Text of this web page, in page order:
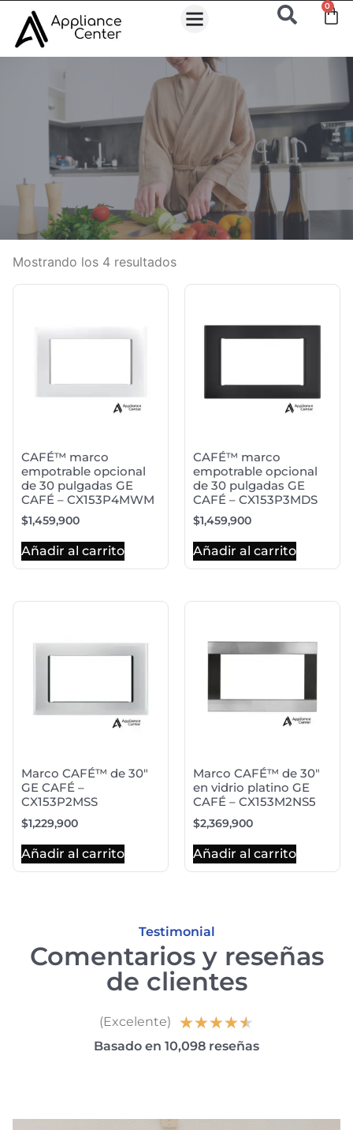
0
Mostrando los 4 resultados
CAFÉ™ marco
empotrable opcional
de 30 pulgadas GE
CAFÉ – CX153P4MWM
$1,459,900
Añadir al carrito
CAFÉ™ marco
empotrable opcional
de 30 pulgadas GE
CAFÉ – CX153P3MDS
$1,459,900
Añadir al carrito
Marco CAFÉ™ de 30″
GE CAFÉ –
CX153P2MSS
$1,229,900
Añadir al carrito
Marco CAFÉ™ de 30″
en vidrio platino GE
CAFÉ – CX153M2NS5
$2,369,900
Añadir al carrito
Testimonial
Comentarios y reseñas
de clientes
(Excelente) ★★★★★
Basado en 10,098 reseñas